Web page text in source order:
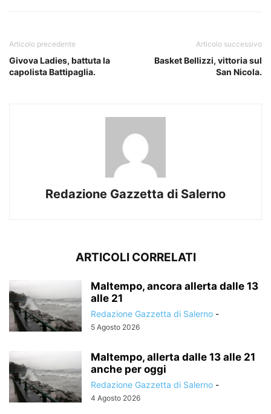
Articolo precedente
Givova Ladies, battuta la
capolista Battipaglia.
Articolo successivo
Basket Bellizzi, vittoria sul
San Nicola.
Redazione Gazzetta di Salerno
ARTICOLI CORRELATI
Maltempo, ancora allerta dalle 13
alle 21
Redazione Gazzetta di Salerno -
5 Agosto 2026
Maltempo, allerta dalle 13 alle 21
anche per oggi
Redazione Gazzetta di Salerno -
4 Agosto 2026